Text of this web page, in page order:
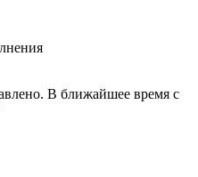
В ближайшее время с